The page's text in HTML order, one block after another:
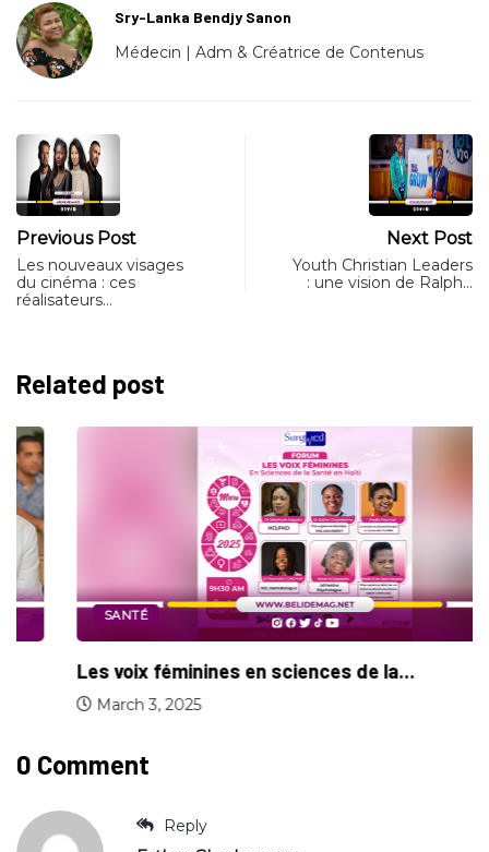
Sry-Lanka Bendjy Sanon
Médecin | Adm & Créatrice de Contenus
Previous Post
Les nouveaux visages
du cinéma : ces
réalisateurs…
Next Post
Youth Christian Leaders
: une vision de Ralph…
Related post
Forum sur la santé dans le Nord...
July 1, 2024
0 Comment
Reply